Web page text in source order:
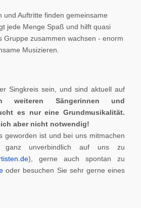
und Auftritte finden gemeinsame
jede Menge Spaß und hilft quasi
Gruppe zusammen wachsen - enorm
Musizieren.
Singkreis sein, und sind aktuell auf
weiteren Sängerinnen und
es nur eine Grundmusikalität.
aber nicht notwendig!
geworden ist und bei uns mitmachen
ganz unverbindlich auf uns zu
), gerne auch spontan zu
oder besuchen Sie sehr gerne eines